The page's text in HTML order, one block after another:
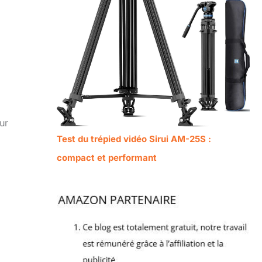
Test du trépied vidéo Sirui AM-25S :
compact et performant